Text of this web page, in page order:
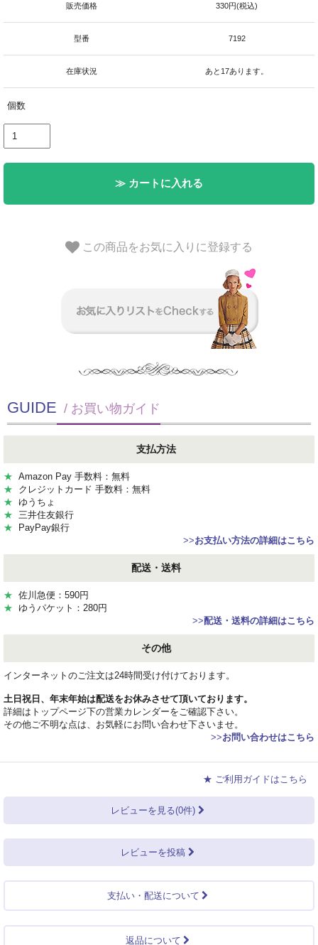
販売価格 330円(税込)
型番 7192
在庫状況 あと17あります。
個数
≫ カートに入れる
この商品をお気に入りに登録する
GUIDE / お買い物ガイド
支払方法
★ Amazon Pay 手数料：無料
★ クレジットカード 手数料：無料
★ ゆうちょ
★ 三井住友銀行
★ PayPay銀行
>>お支払い方法の詳細はこちら
配送・送料
★ 佐川急便：590円
★ ゆうパケット：280円
>>配送・送料の詳細はこちら
その他
インターネットのご注文は24時間受け付けております。
土日祝日、年末年始は配送をお休みさせて頂いております。
詳細はトップページ下の営業カレンダーをご確認下さい。
その他ご不明な点は、お気軽にお問い合わせ下さいませ。
>>お問い合わせはこちら
★ ご利用ガイドはこちら
レビューを見る(0件)
レビューを投稿
支払い・配送について
返品について